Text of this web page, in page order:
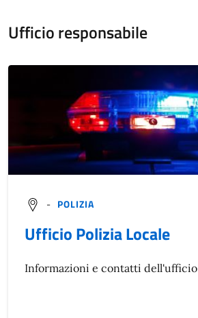
Ufficio responsabile
- POLIZIA
Ufficio Polizia Locale
Informazioni e contatti dell'ufficio